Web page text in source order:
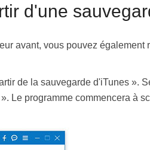
d'une
avant, vous pouvez également
de la sauvegarde d'iTunes ».
Le programme commencera à